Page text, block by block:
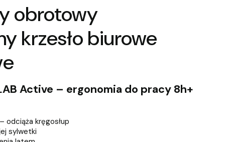
obrotowy
krzesło biurowe
Active – ergonomia do pracy 8h+
odciąża kręgosłup
sylwetki